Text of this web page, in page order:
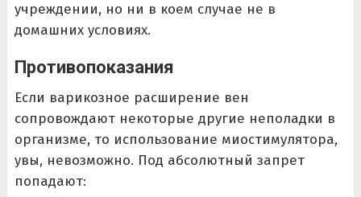
учреждении, но ни в коем случае не в
домашних условиях.
Противопоказания
Если варикозное расширение вен
сопровождают некоторые другие неполадки в
организме, то использование миостимулятора,
увы, невозможно. Под абсолютный запрет
попадают: